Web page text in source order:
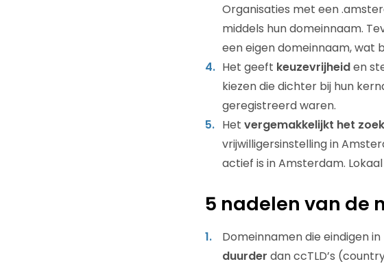
Organisaties met een
middels hun domeinnaam.
een eigen domeinnaam, wat
Het geeft keuzevrijheiden
kiezen die dichter bij hun
geregistreerd waren.
Het vergemakkelijkt het
vrijwilligersinstelling in
actief is in Amsterdam.
5 nadelen van de
Domeinnamen die eindigen
duurder dan ccTLD’s